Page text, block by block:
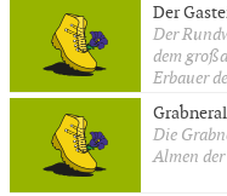
Der
Der
dem
Erbauer
Die
Almen